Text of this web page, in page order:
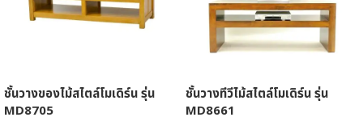
ชั้นวางของไม้สไตล์โมเดิร์น รุ่น
MD8705
ชั้นวางทีวีไม้สไตล์โมเดิร์น รุ่น
MD8661